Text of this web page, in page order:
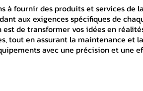
à fournir des produits et services de
aux exigences spécifiques de
de transformer vos idées en
tout en assurant la maintenance et la
avec une précision et une